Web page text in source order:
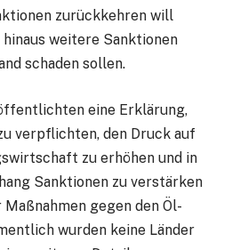
zurückkehren will
weitere Sanktionen
schaden sollen.
eine Erklärung,
verpflichten, den Druck auf
zu erhöhen und in
Sanktionen zu verstärken
gegen den Öl-
wurden keine Länder